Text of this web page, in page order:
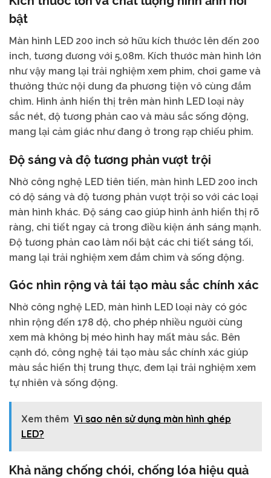
bật
Màn hình LED 200 inch sở hữu kích thước lên đến 200
inch, tương đương với 5,08m. Kích thước màn hình lớn
như vậy mang lại trải nghiệm xem phim, chơi game và
thưởng thức nội dung đa phương tiện vô cùng đắm
chìm. Hình ảnh hiển thị trên màn hình LED loại này
sắc nét, độ tương phản cao và màu sắc sống động,
mang lại cảm giác như đang ở trong rạp chiếu phim.
Độ sáng và độ tương phản vượt trội
Nhờ công nghệ LED tiên tiến, màn hình LED 200 inch
có độ sáng và độ tương phản vượt trội so với các loại
màn hình khác. Độ sáng cao giúp hình ảnh hiển thị rõ
ràng, chi tiết ngay cả trong điều kiện ánh sáng mạnh.
Độ tương phản cao làm nổi bật các chi tiết sáng tối,
mang lại trải nghiệm xem đắm chìm và sống động.
Góc nhìn rộng và tái tạo màu sắc chính xác
Nhờ công nghệ LED, màn hình LED loại này có góc
nhìn rộng đến 178 độ, cho phép nhiều người cùng
xem mà không bị méo hình hay mất màu sắc. Bên
cạnh đó, công nghệ tái tạo màu sắc chính xác giúp
màu sắc hiển thị trung thực, đem lại trải nghiệm xem
tự nhiên và sống động.
Xem thêm Vì sao nên sử dụng màn hình ghép
LED?
Khả năng chống chói, chống lóa hiệu quả